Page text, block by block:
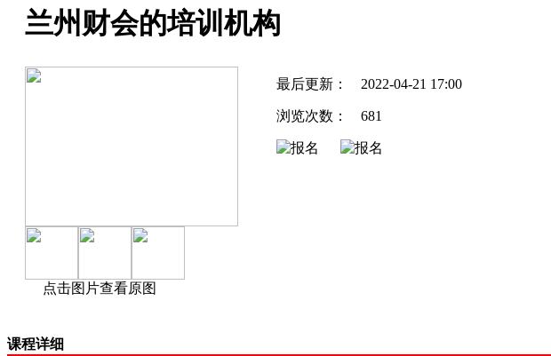
兰州财会的培训机构
点击图片查看原图
最后更新： 2022-04-21 17:00
浏览次数： 681
课程详细